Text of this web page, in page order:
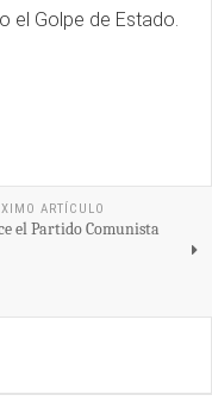
el Golpe de Estado.
ARTÍCULO
el Partido Comunista